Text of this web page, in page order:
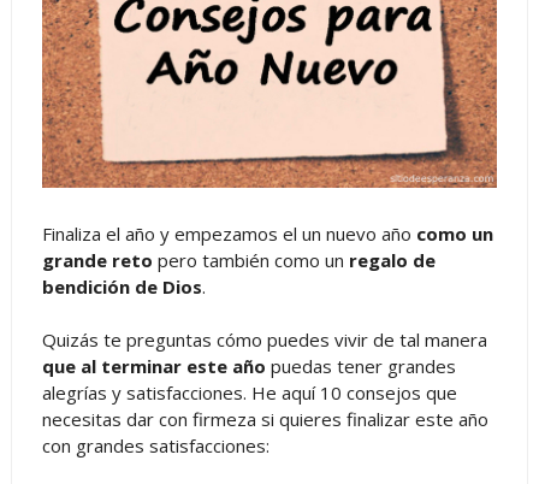
Finaliza el año y empezamos el un nuevo año como un
grande reto pero también como un regalo de
bendición de Dios.
Quizás te preguntas cómo puedes vivir de tal manera
que al terminar este año puedas tener grandes
alegrías y satisfacciones. He aquí 10 consejos que
necesitas dar con firmeza si quieres finalizar este año
con grandes satisfacciones: